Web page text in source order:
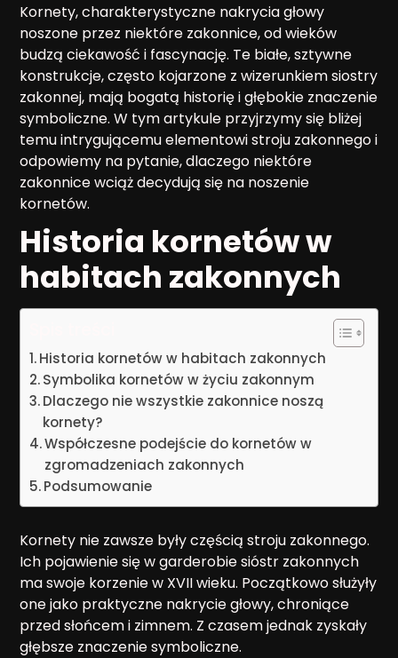
Kornety, charakterystyczne nakrycia głowy
noszone przez niektóre zakonnice, od wieków
budzą ciekawość i fascynację. Te białe, sztywne
konstrukcje, często kojarzone z wizerunkiem siostry
zakonnej, mają bogatą historię i głębokie znaczenie
symboliczne. W tym artykule przyjrzymy się bliżej
temu intrygującemu elementowi stroju zakonnego i
odpowiemy na pytanie, dlaczego niektóre
zakonnice wciąż decydują się na noszenie
kornetów.
Historia kornetów w
habitach zakonnych
Historia kornetów w habitach zakonnych
Symbolika kornetów w życiu zakonnym
Dlaczego nie wszystkie zakonnice noszą
kornety?
Współczesne podejście do kornetów w
zgromadzeniach zakonnych
Podsumowanie
Kornety nie zawsze były częścią stroju zakonnego.
Ich pojawienie się w garderobie sióstr zakonnych
ma swoje korzenie w XVII wieku. Początkowo służyły
one jako praktyczne nakrycie głowy, chroniące
przed słońcem i zimnem. Z czasem jednak zyskały
głębsze znaczenie symboliczne.